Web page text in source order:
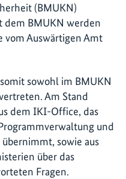
(BMUKN)
dem BMUKN werden
vom Auswärtigen Amt
sowohl im BMUKN
Am Stand
dem IKI-Office, das
und
sowie aus
über das
Fragen.